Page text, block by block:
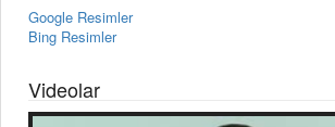
Google Resimler
Bing Resimler
Videolar